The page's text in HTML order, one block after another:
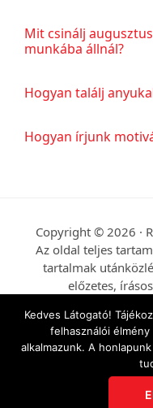
Mit csinálj
munkába állnál?
Hogyan találj
Hogyan írjunk
Copyright © 2026 ·
Az oldal teljes
tartalmak
előzetes,
A Dolgozó mami
ingyenes
és az ahhoz
elmondottak-leírtak
célból történő,
Kedves Látogató!
felhasználói
alkalmazunk. A